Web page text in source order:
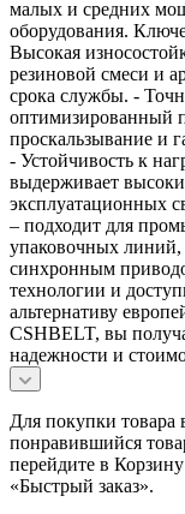
малых и средних
оборудования.
Высокая
резиновой смеси и
срока службы. -
оптимизированный
проскальзывание и
- Устойчивость к
выдерживает
эксплуатационных
– подходит для
упаковочных линий,
синхронным
технологии и
альтернативу
CSHBELT, вы
надежности и
Для покупки товара
понравившийся
перейдите в
«Быстрый заказ».